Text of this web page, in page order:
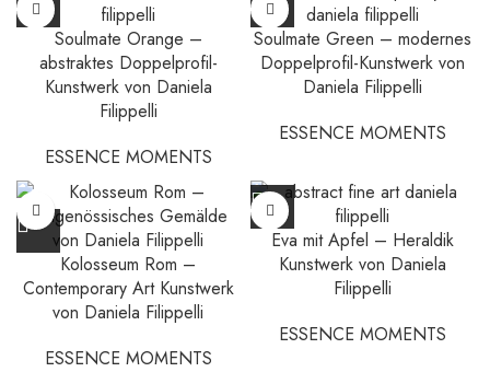
Soulmate Orange –
abstraktes Doppelprofil-
Kunstwerk von Daniela
Filippelli
ESSENCE MOMENTS
Soulmate Green – modernes
Doppelprofil-Kunstwerk von
Daniela Filippelli
ESSENCE MOMENTS
Kolosseum Rom –
Contemporary Art Kunstwerk
von Daniela Filippelli
ESSENCE MOMENTS
Eva mit Apfel – Heraldik
Kunstwerk von Daniela
Filippelli
ESSENCE MOMENTS